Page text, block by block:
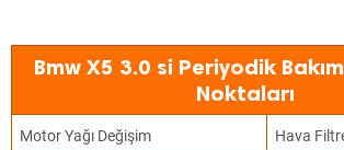
Bmw X5 3.0 si Periyodik
Noktaları
Motor Yağı Değişim Hava